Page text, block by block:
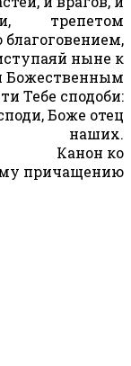
трепетом
ныне к
Божественным
Тебе сподоби:
Боже отец
наших.
ко
причащению